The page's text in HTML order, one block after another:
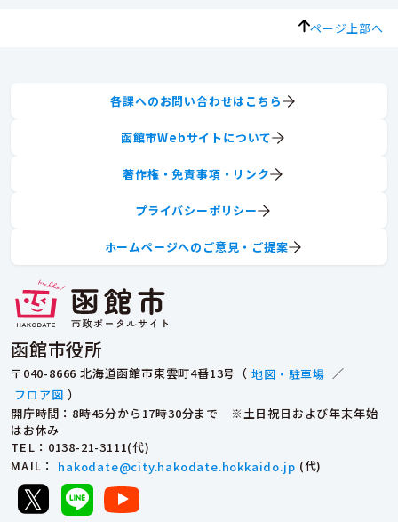
ページ上部へ
函館市役所
〒040-8666 北海道函館市東雲町4番13号（ 地図・駐車場 ／
フロア図 ）
開庁時間：8時45分から17時30分まで ※土日祝日および年末年始
はお休み
TEL ：0138-21-3111(代)
MAIL ： hakodate@city.hakodate.hokkaido.jp (代)
各課へのお問い合わせはこちら
函館市Webサイトについて
著作権・免責事項・リンク
プライバシーポリシー
ホームページへのご意見・ご提案